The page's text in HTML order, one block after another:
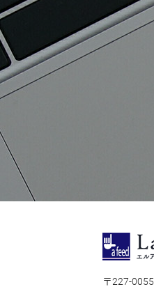
227-0055